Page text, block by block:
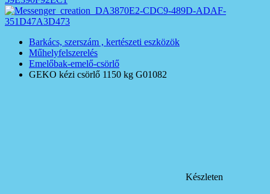
Barkács, szerszám , kertészeti eszközök
Műhelyfelszerelés
Emelőbak-emelő-csörlő
GEKO kézi csörlő 1150 kg G01082
Készleten